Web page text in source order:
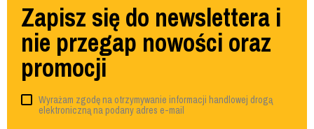
Zapisz się do newslettera i
nie przegap nowości oraz
promocji
Wyrażam zgodę na otrzymywanie informacji handlowej drogą
elektroniczną na podany adres e-mail